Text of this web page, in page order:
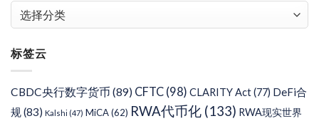
类
标签云
CBDC央行数字货币 (89) CFTC (98) CLARITY Act(77) DeFi合
规(83) Kalshi (47) MiCA(62) RWA代币化 (133) RWA现实世界